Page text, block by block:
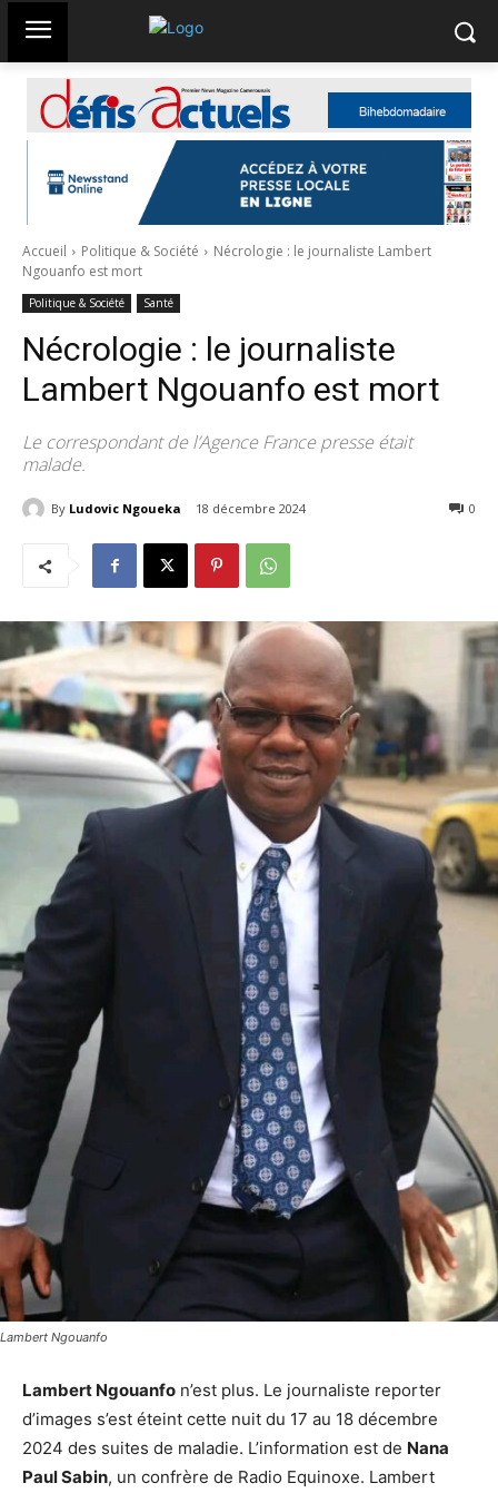
Accueil Politique & Société
Nécrologie : le journaliste Lambert
Ngouanfo est mort
Politique & Société Santé
Nécrologie : le journaliste
Lambert Ngouanfo est mort
Le correspondant de l’Agence France presse était
malade.
By Ludovic Ngoueka 18 décembre 2024 0
Lambert Ngouanfo
Lambert Ngouanfo n’est plus. Le journaliste reporter
d’images s’est éteint cette nuit du 17 au 18 décembre
2024 des suites de maladie. L’information est de Nana
Paul Sabin, un confrère de Radio Equinoxe. Lambert